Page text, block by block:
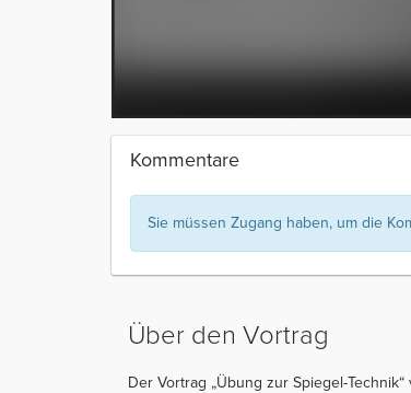
Kommentare
Sie müssen Zugang haben, um die
Über den Vortrag
Der Vortrag „Übung zur Spiegel-